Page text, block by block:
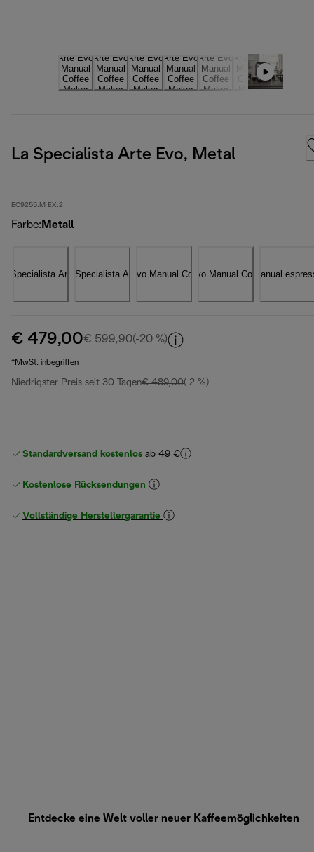
La Specialista Arte Evo, Metal
EC9255.M EX:2
Farbe: Metall
€ 479,00€ 599,90Originalpreis € 599,90
(-20 %)
*MwSt. inbegriffen
Niedrigster Preis seit 30 Tagen€ 489,00(-2 %)
Standardversand kostenlos ab 49 €
Kostenlose Rücksendungen
Vollständige Herstellergarantie
Entdecke eine Welt voller neuer Kaffeemöglichkeiten